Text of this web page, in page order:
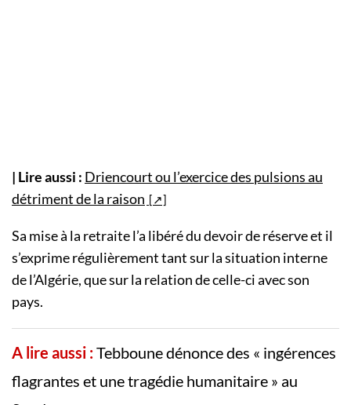
| Lire aussi : Driencourt ou l’exercice des pulsions au
détriment de la raison
Sa mise à la retraite l’a libéré du devoir de réserve et il
s’exprime régulièrement tant sur la situation interne
de l’Algérie, que sur la relation de celle-ci avec son
pays.
A lire aussi :Tebboune dénonce des « ingérences
flagrantes et une tragédie humanitaire » au